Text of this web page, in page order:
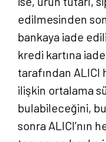
edilmesinden
bankaya iade
kredi kartına
tarafından ALICI
ilişkin ortalama
bulabileceğini,
sonra ALICI’nın